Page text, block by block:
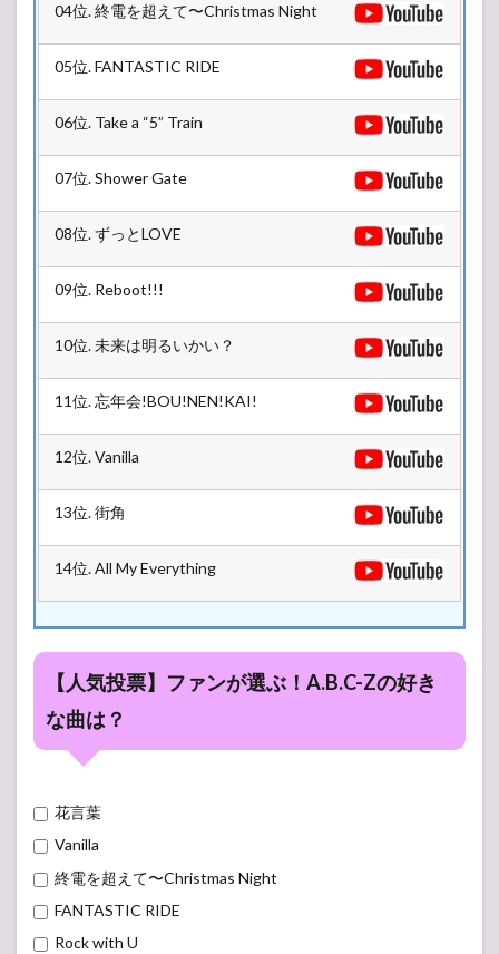
04位. 終電を超えて〜Christmas Night
05位. FANTASTIC RIDE
06位. Take a “5” Train
07位. Shower Gate
08位. ずっとLOVE
09位. Reboot!!!
10位. 未来は明るいかい？
11位. 忘年会!BOU!NEN!KAI!
12位. Vanilla
13位. 街角
14位. All My Everything
【人気投票】ファンが選ぶ！A.B.C-Zの好き
な曲は？
花言葉
Vanilla
終電を超えて〜Christmas Night
FANTASTIC RIDE
Rock with U